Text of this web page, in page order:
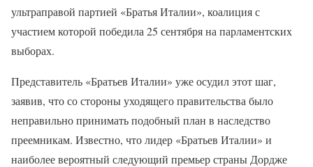
ультраправой партией «Братья Италии», коалиция с
участием которой победила 25 сентября на парламентских
выборах.
Представитель «Братьев Италии» уже осудил этот шаг,
заявив, что со стороны уходящего правительства было
неправильно принимать подобный план в наследство
преемникам. Известно, что лидер «Братьев Италии» и
наиболее вероятный следующий премьер страны Дордже